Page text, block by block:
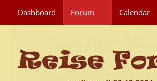
Dashboard Forum Calendar